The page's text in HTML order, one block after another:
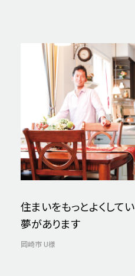
住まいをもっとよくして
夢があります
岡崎市 U様